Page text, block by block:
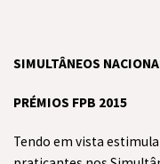
SIMULTÂNEOS
PRÉMIOS FPB 2015
Tendo em vista